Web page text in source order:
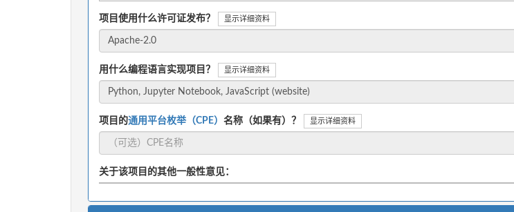
项目使用什么许可证发布？ 显示详细资料
用什么编程语言实现项目？ 显示详细资料
项目的通用平台枚举（CPE） 名称（如果有）？ 显示详细资料
关于该项目的其他一般性意见：